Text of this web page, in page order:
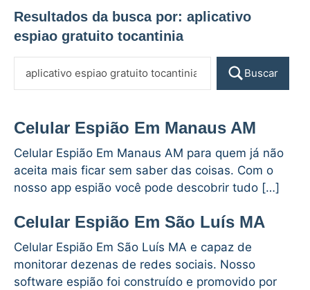
Resultados da busca por: aplicativo
espiao gratuito tocantinia
Buscar
Celular Espião Em Manaus AM
Celular Espião Em Manaus AM para quem já não
aceita mais ficar sem saber das coisas. Com o
nosso app espião você pode descobrir tudo […]
Celular Espião Em São Luís MA
Celular Espião Em São Luís MA e capaz de
monitorar dezenas de redes sociais. Nosso
software espião foi construído e promovido por